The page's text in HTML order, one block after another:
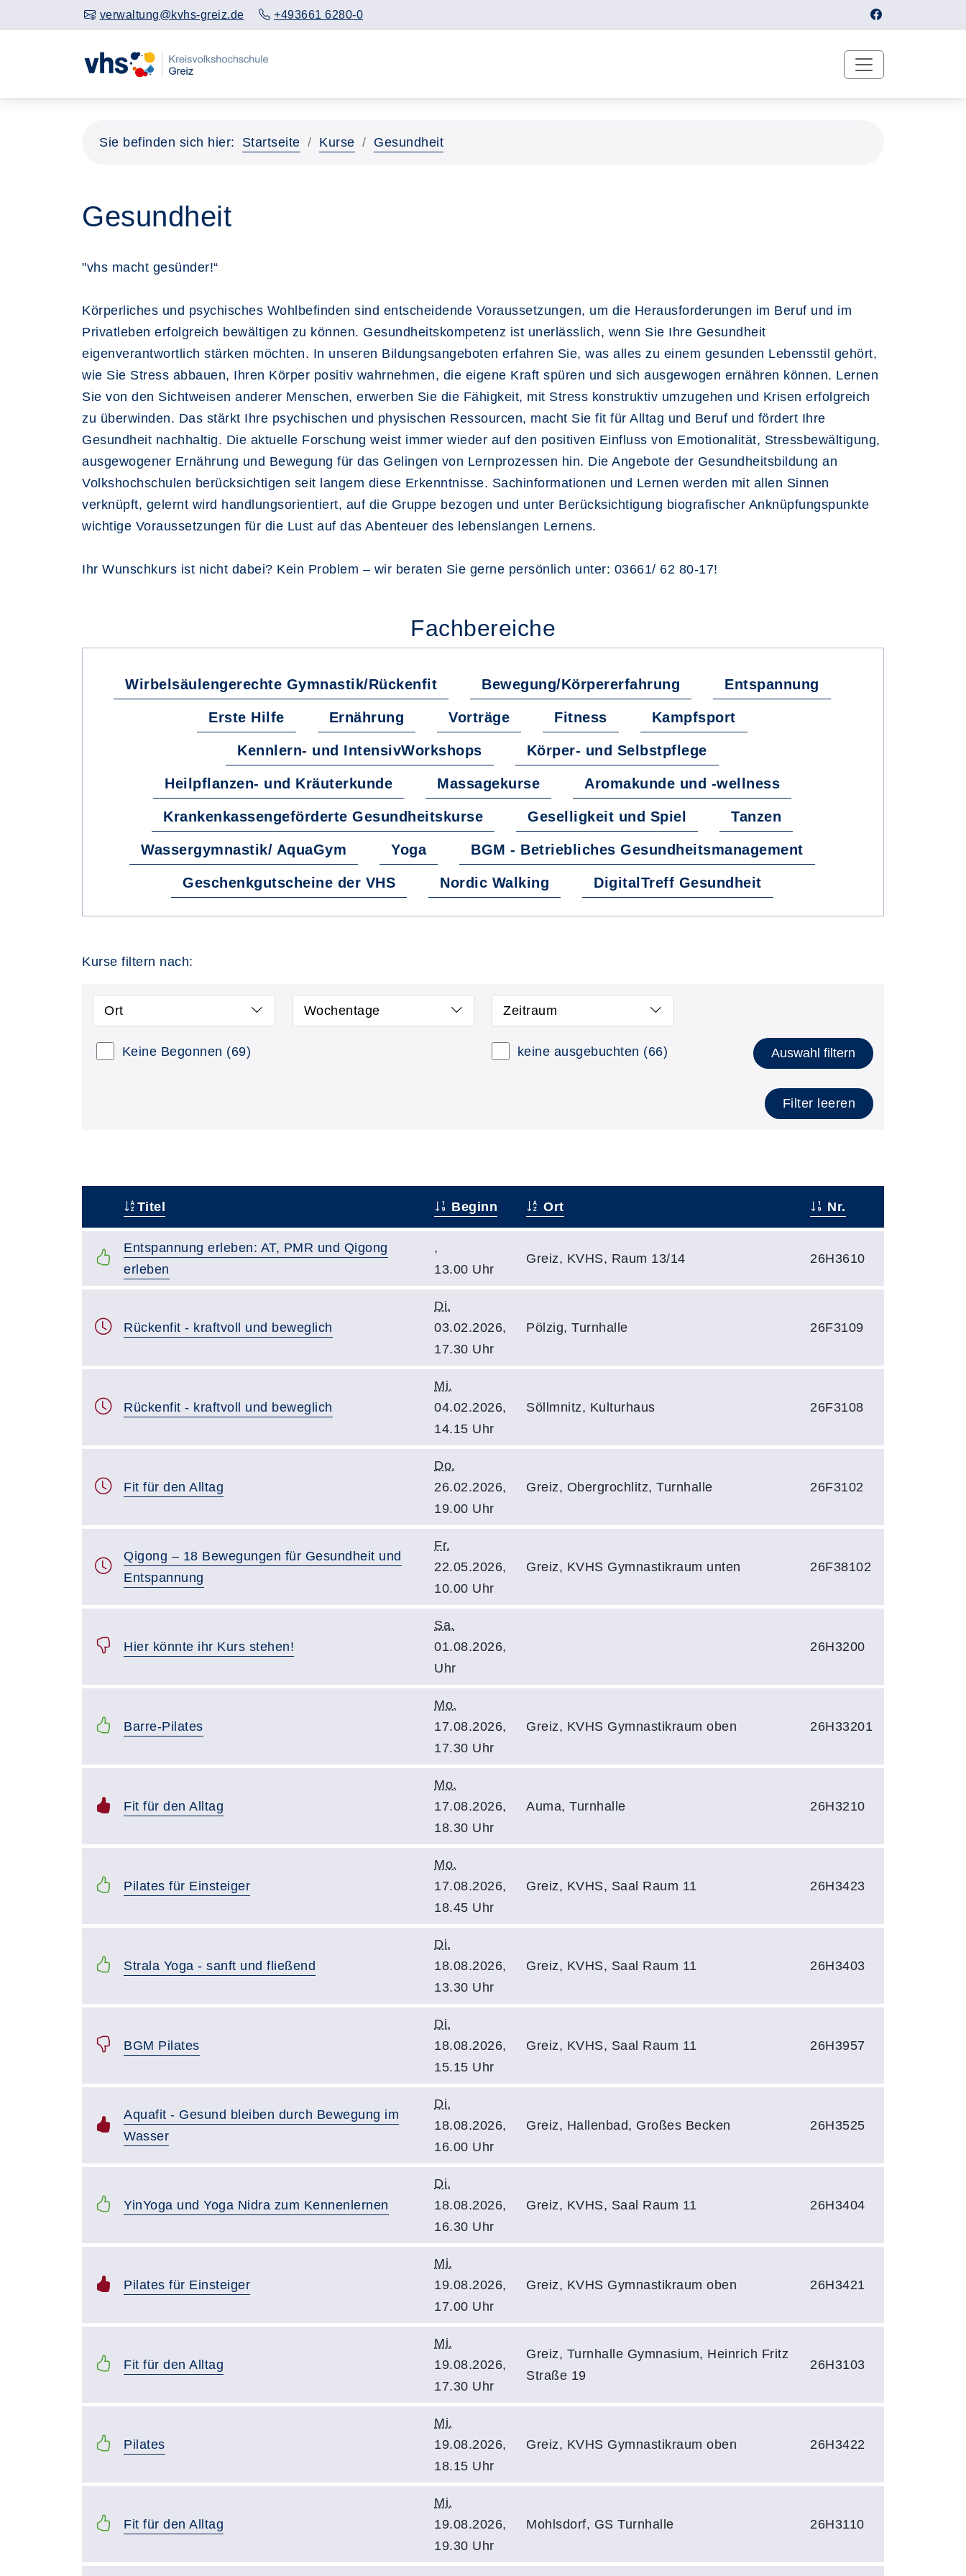
verwaltung@kvhs-greiz.de +493661 6280-0
Sie befinden sich hier: Startseite Kurse Gesundheit
Gesundheit
"vhs macht gesünder!“
Körperliches und psychisches Wohlbefinden sind entscheidende Voraussetzungen, um die Herausforderungen im Beruf und im
Privatleben erfolgreich bewältigen zu können. Gesundheitskompetenz ist unerlässlich, wenn Sie Ihre Gesundheit
eigenverantwortlich stärken möchten. In unseren Bildungsangeboten erfahren Sie, was alles zu einem gesunden Lebensstil gehört,
wie Sie Stress abbauen, Ihren Körper positiv wahrnehmen, die eigene Kraft spüren und sich ausgewogen ernähren können. Lernen
Sie von den Sichtweisen anderer Menschen, erwerben Sie die Fähigkeit, mit Stress konstruktiv umzugehen und Krisen erfolgreich
zu überwinden. Das stärkt Ihre psychischen und physischen Ressourcen, macht Sie fit für Alltag und Beruf und fördert Ihre
Gesundheit nachhaltig. Die aktuelle Forschung weist immer wieder auf den positiven Einfluss von Emotionalität, Stressbewältigung,
ausgewogener Ernährung und Bewegung für das Gelingen von Lernprozessen hin. Die Angebote der Gesundheitsbildung an
Volkshochschulen berücksichtigen seit langem diese Erkenntnisse. Sachinformationen und Lernen werden mit allen Sinnen
verknüpft, gelernt wird handlungsorientiert, auf die Gruppe bezogen und unter Berücksichtigung biografischer Anknüpfungspunkte
wichtige Voraussetzungen für die Lust auf das Abenteuer des lebenslangen Lernens.
Ihr Wunschkurs ist nicht dabei? Kein Problem – wir beraten Sie gerne persönlich unter: 03661/ 62 80-17!
Fachbereiche
Wirbelsäulengerechte Gymnastik/Rückenfit Bewegung/Körpererfahrung Entspannung
Erste Hilfe Ernährung Vorträge Fitness Kampfsport
Kennlern- und IntensivWorkshops Körper- und Selbstpflege
Heilpflanzen- und Kräuterkunde Massagekurse Aromakunde und -wellness
Krankenkassengeförderte Gesundheitskurse Geselligkeit und Spiel Tanzen
Wassergymnastik/ AquaGym Yoga BGM - Betriebliches Gesundheitsmanagement
Geschenkgutscheine der VHS Nordic Walking DigitalTreff Gesundheit
Kurse filtern nach:
Ort Wochentage Zeitraum
Keine Begonnen (69) keine ausgebuchten (66) Auswahl filtern
Filter leeren
Titel Beginn Ort Nr.
Entspannung erleben: AT, PMR und Qigong
erleben
,
13.00 Uhr
Greiz, KVHS, Raum 13/14 26H3610
Rückenfit - kraftvoll und beweglich
Di.
03.02.2026,
17.30 Uhr
Pölzig, Turnhalle 26F3109
Rückenfit - kraftvoll und beweglich
Mi.
04.02.2026,
14.15 Uhr
Söllmnitz, Kulturhaus 26F3108
Fit für den Alltag
Do.
26.02.2026,
19.00 Uhr
Greiz, Obergrochlitz, Turnhalle 26F3102
Qigong – 18 Bewegungen für Gesundheit und
Entspannung
Fr.
22.05.2026,
10.00 Uhr
Greiz, KVHS Gymnastikraum unten 26F38102
Hier könnte ihr Kurs stehen!
Sa.
01.08.2026,
Uhr
26H3200
Barre-Pilates
Mo.
17.08.2026,
17.30 Uhr
Greiz, KVHS Gymnastikraum oben 26H33201
Fit für den Alltag
Mo.
17.08.2026,
18.30 Uhr
Auma, Turnhalle 26H3210
Pilates für Einsteiger
Mo.
17.08.2026,
18.45 Uhr
Greiz, KVHS, Saal Raum 11 26H3423
Strala Yoga - sanft und fließend
Di.
18.08.2026,
13.30 Uhr
Greiz, KVHS, Saal Raum 11 26H3403
BGM Pilates
Di.
18.08.2026,
15.15 Uhr
Greiz, KVHS, Saal Raum 11 26H3957
Aquafit - Gesund bleiben durch Bewegung im
Wasser
Di.
18.08.2026,
16.00 Uhr
Greiz, Hallenbad, Großes Becken 26H3525
YinYoga und Yoga Nidra zum Kennenlernen
Di.
18.08.2026,
16.30 Uhr
Greiz, KVHS, Saal Raum 11 26H3404
Pilates für Einsteiger
Mi.
19.08.2026,
17.00 Uhr
Greiz, KVHS Gymnastikraum oben 26H3421
Fit für den Alltag
Mi.
19.08.2026,
17.30 Uhr
Greiz, Turnhalle Gymnasium, Heinrich Fritz
Straße 19
26H3103
Pilates
Mi.
19.08.2026,
18.15 Uhr
Greiz, KVHS Gymnastikraum oben 26H3422
Fit für den Alltag
Mi.
19.08.2026,
19.30 Uhr
Mohlsdorf, GS Turnhalle 26H3110